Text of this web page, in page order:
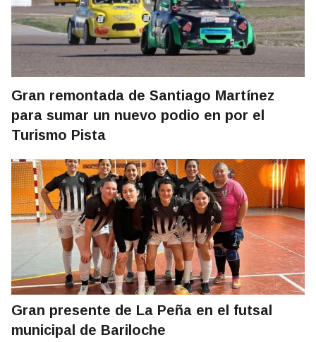
Gran remontada de Santiago Martínez
para sumar un nuevo podio en por el
Turismo Pista
Gran presente de La Peña en el futsal
municipal de Bariloche